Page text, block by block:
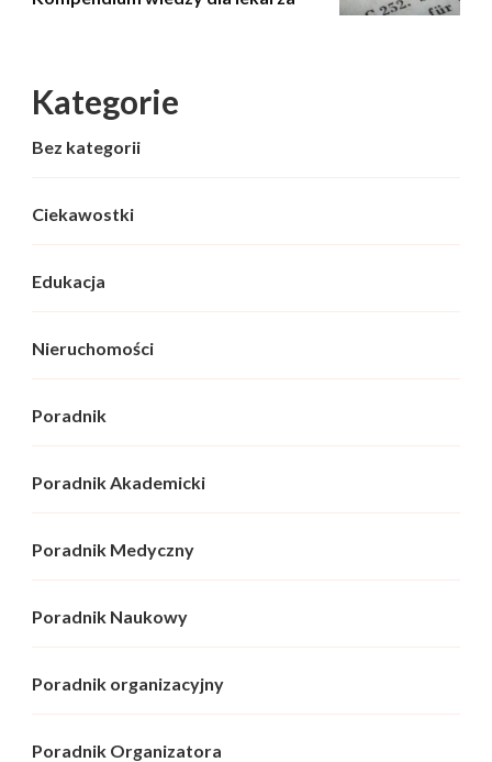
Kategorie
Bez kategorii
Ciekawostki
Edukacja
Nieruchomości
Poradnik
Poradnik Akademicki
Poradnik Medyczny
Poradnik Naukowy
Poradnik organizacyjny
Poradnik Organizatora